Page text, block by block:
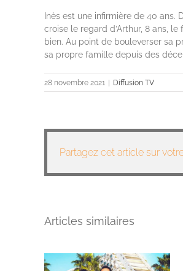
Inès est une infirmière de 40
croise le regard d’Arthur, 8 ans, le
bien. Au point de bouleverser sa
sa propre famille depuis des
28 novembre 2021 Diffusion TV
Partagez cet article sur
Articles similaires